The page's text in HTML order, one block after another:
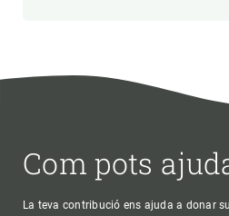
Com pots
La teva contribució ens ajuda a donar